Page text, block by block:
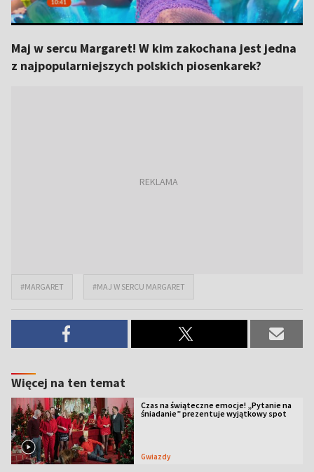
Maj w sercu Margaret! W kim zakochana jest jedna
z najpopularniejszych polskich piosenkarek?
#MARGARET #MAJ W SERCU MARGARET
Więcej na ten temat
Czas na świąteczne emocje! „Pytanie na
śniadanie” prezentuje wyjątkowy spot
Gwiazdy